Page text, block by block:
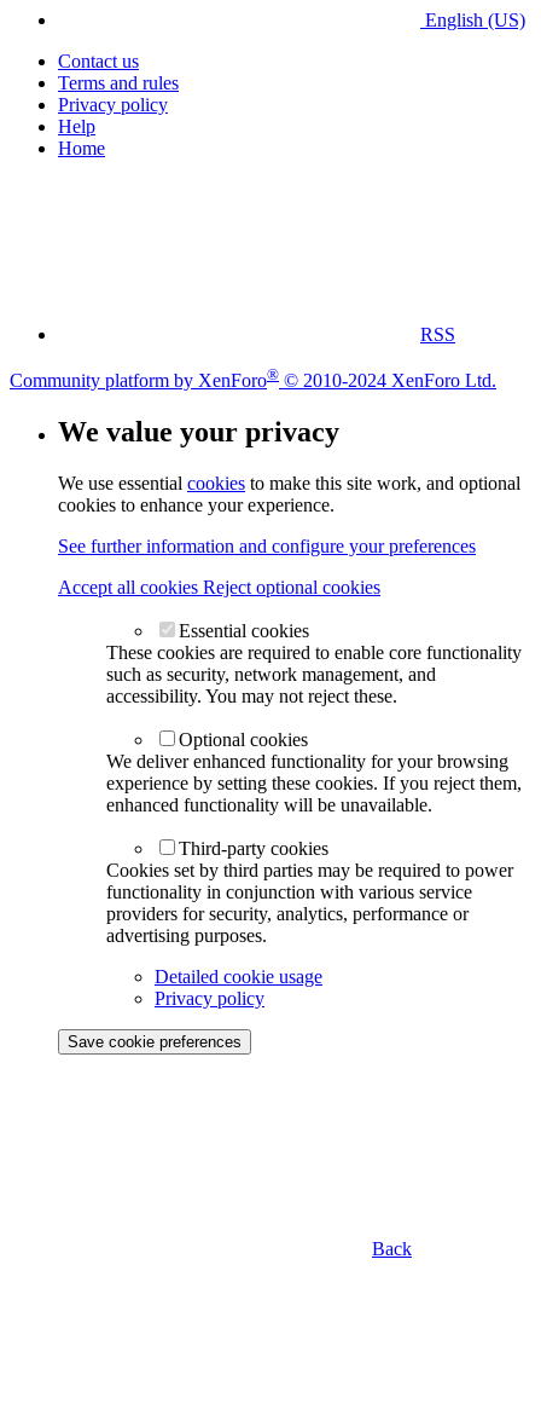
English (US)
Contact us
Terms and rules
Privacy policy
Help
Home
RSS
Community platform by XenForo® © 2010-2024 XenForo Ltd.
We value your privacy
We use essential cookies to make this site work, and optional
cookies to enhance your experience.
See further information and configure your preferences
Accept all cookies Reject optional cookies
Essential cookies
These cookies are required to enable core functionality
such as security, network management, and
accessibility. You may not reject these.
Optional cookies
We deliver enhanced functionality for your browsing
experience by setting these cookies. If you reject them,
enhanced functionality will be unavailable.
Third-party cookies
Cookies set by third parties may be required to power
functionality in conjunction with various service
providers for security, analytics, performance or
advertising purposes.
Detailed cookie usage
Privacy policy
Save cookie preferences
Back